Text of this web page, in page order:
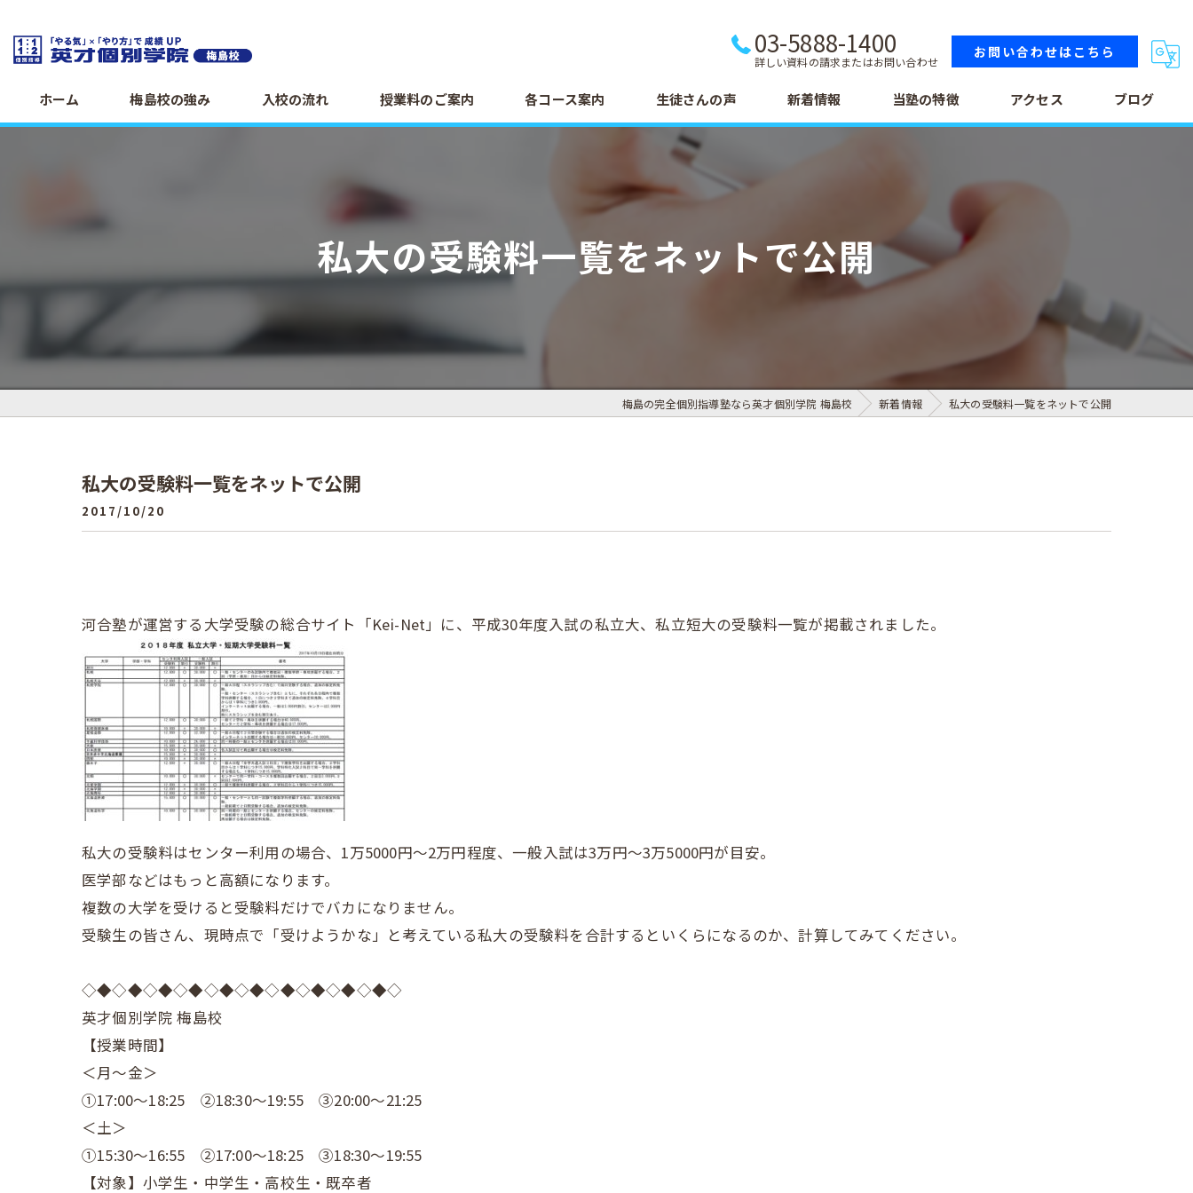
03-5888-1400
詳しい資料の請求またはお問い合わせ
お問い合わせはこちら
ホーム 梅島校の強み 入校の流れ 授業料のご案内 各コース案内 生徒さんの声 新着情報 当塾の特徴
高校生
テスト
アクセス ブログ
私大の受験料一覧をネットで公開
梅島の完全個別指導塾なら英才個別学院 梅島校 新着情報 私大の受験料一覧をネットで公開
私大の受験料一覧をネットで公開
2017/10/20
河合塾が運営する大学受験の総合サイト「Kei-Net」に、平成30年度入試の私立大、私立短大の受験料一覧が掲載されました。
私大の受験料はセンター利用の場合、1万5000円～2万円程度、一般入試は3万円～3万5000円が目安。
医学部などはもっと高額になります。
複数の大学を受けると受験料だけでバカになりません。
受験生の皆さん、現時点で「受けようかな」と考えている私大の受験料を合計するといくらになるのか、計算してみてください。
◇◆◇◆◇◆◇◆◇◆◇◆◇◆◇◆◇◆◇◆◇
英才個別学院 梅島校
【授業時間】
＜月～金＞
①17:00～18:25 ②18:30～19:55 ③20:00～21:25
＜土＞
①15:30～16:55 ②17:00～18:25 ③18:30～19:55
【対象】小学生・中学生・高校生・既卒者